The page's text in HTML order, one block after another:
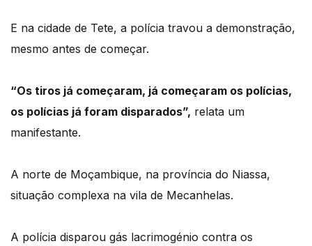
E na cidade de Tete, a polícia travou a demonstração,
mesmo antes de começar.
“Os tiros já começaram, já começaram os polícias,
os polícias já foram disparados”, relata um
manifestante.
A norte de Moçambique, na província do Niassa,
situação complexa na vila de Mecanhelas.
A polícia disparou gás lacrimogénio contra os